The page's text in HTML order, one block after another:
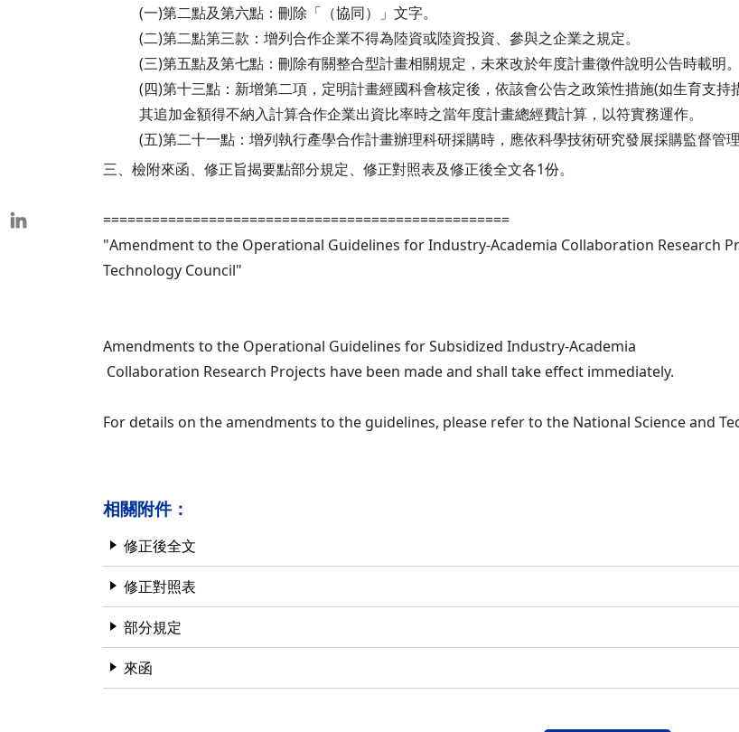
(一)第二點及第六點：刪除「（協同）」文字。
(二)第二點第三款：增列合作企業不得為陸資或陸資投資、參與之企業之規定。
(三)第五點及第七點：刪除有關整合型計畫相關規定，未來改於年度計畫徵件說明公告時載明。
(四)第十三點：新增第二項，定明計畫經國科會核定後，依該會公告之政策性措施(如生育支
其追加金額得不納入計算合作企業出資比率時之當年度計畫總經費計算，以符實務運作。
(五)第二十一點：增列執行產學合作計畫辦理科研採購時，應依科學技術研究發展採購監督管
三、檢附來函、修正旨揭要點部分規定、修正對照表及修正後全文各1份。
==================================================
"Amendment to the Operational Guidelines for Industry-Academia Collaboration Research
Technology Council"
Amendments to the Operational Guidelines for Subsidized Industry-Academia
Collaboration Research Projects have been made and shall take effect immediately.
For details on the amendments to the guidelines, please refer to the National Science and
相關附件：
修正後全文
修正對照表
部分規定
來函